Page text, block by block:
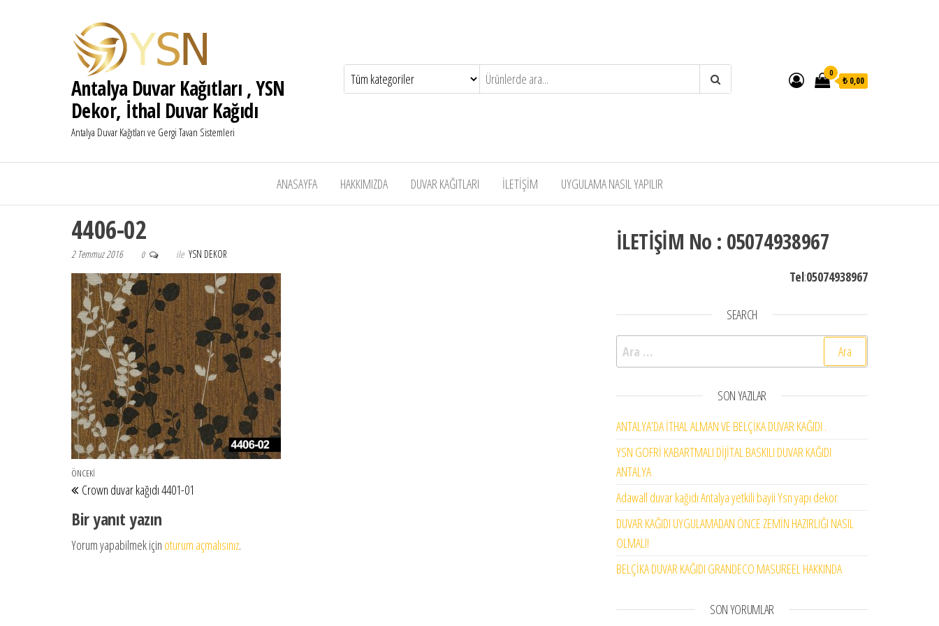
Antalya Duvar Kağıtları , YSN
Dekor, İthal Duvar Kağıdı
Antalya Duvar Kağıtları ve Gergi Tavan Sistemleri
0
₺ 0,00
ANASAYFA HAKKIMIZDA DUVAR KAĞITLARI İLETİŞİM UYGULAMA NASIL YAPILIR
4406-02
2 Temmuz 2016 0 ile YSN DEKOR
Yazı gezinmesi
Önceki Yazı
ÖNCEKI
Crown duvar kağıdı 4401-01
Bir yanıt yazın
Yorum yapabilmek için oturum açmalısınız.
İLETİŞİM No : 05074938967
Tel:05074938967
SEARCH
Arama:
SON YAZILAR
ANTALYA’DA İTHAL ALMAN VE BELÇİKA DUVAR KAĞIDI .
YSN GOFRİ KABARTMALI DİJİTAL BASKILI DUVAR KAĞIDI
ANTALYA
Adawall duvar kağıdı Antalya yetkili bayii Ysn yapı dekor
DUVAR KAĞIDI UYGULAMADAN ÖNCE ZEMİN HAZIRLIĞI NASIL
OLMALI!
BELÇİKA DUVAR KAĞIDI GRANDECO MASUREEL HAKKINDA
SON YORUMLAR